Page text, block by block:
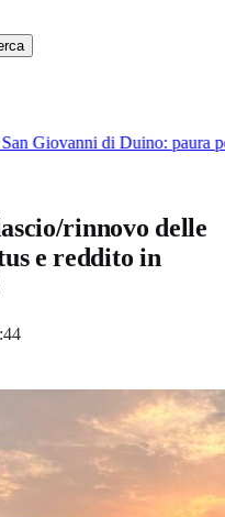
Giovanni di Duino: paura
rinnovo delle
e reddito in